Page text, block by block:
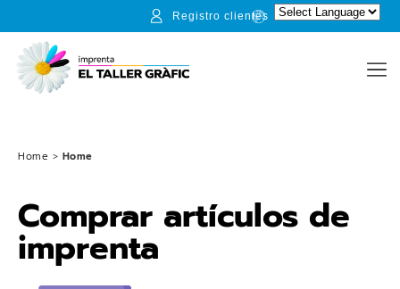
Registro clientes
Home > Home
Comprar artículos de
imprenta